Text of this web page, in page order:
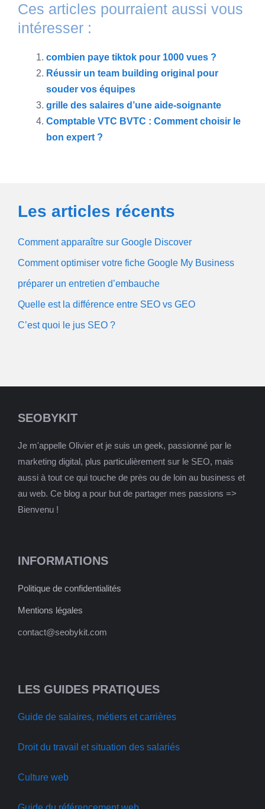
Ces articles pourraient aussi vous
intéresser :
combien paye tiktok pour 1000 vues ?
Réussir un team building original pour
souder vos équipes
grille des salaires d’une aide-soignante
Comptable VTC BVTC : Comment choisir le
bon expert ?
Les articles récents
Comment apparaître sur Google Discover
Comment optimiser votre fiche Google My Business
préparer un entretien d’embauche
Quelle est la différence entre SEO vs GEO
C’est quoi le jus SEO ?
SEOBYKIT
Je m'appelle Olivier et je suis un geek, passionné par le
marketing digital, plus particulièrement sur le SEO, mais
aussi à tout ce qui touche de près ou de loin au business et
au web. Ce blog a pour but de partager mes passions =>
Bienvenu !
INFORMATIONS
Politique de confidentialités
Mentions légales
contact@seobykit.com
LES GUIDES PRATIQUES
Guide de salaires, métiers et carrières
Droit du travail et situation des salariés
Culture web